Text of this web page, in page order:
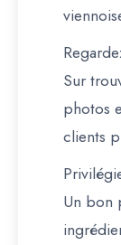
Sur
photos
clients
Un bon